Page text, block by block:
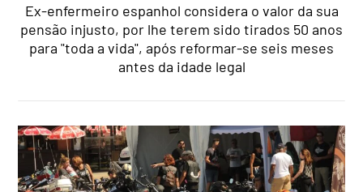
Ex-enfermeiro espanhol considera o valor da sua
pensão injusto, por lhe terem sido tirados 50 anos
para "toda a vida", após reformar-se seis meses
antes da idade legal